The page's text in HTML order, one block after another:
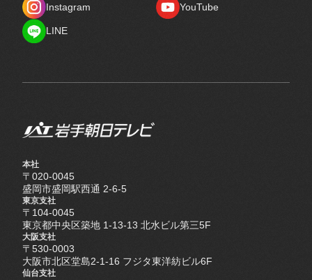
Instagram
YouTube
LINE
本社
〒020-0045
盛岡市盛岡駅西通 2-6-5
東京支社
〒104-0045
東京都中央区築地 1-13-13 北水ビル第三5F
大阪支社
〒530-0003
大阪市北区堂島2-1-16 フジタ東洋紡ビル6F
仙台支社